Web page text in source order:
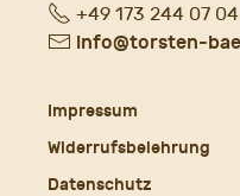
Fon+49 173 244 07 04
E- info@torsten-
Impressum
Widerrufsbelehrung
Datenschutz